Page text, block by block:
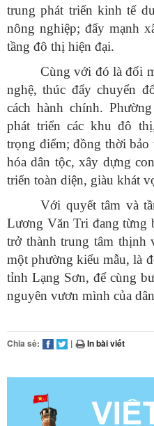
trung phát triển kinh tế
nông nghiệp; đẩy mạnh
tầng đô thị hiện đại.
Cùng với đó là đổi
nghệ, thúc đẩy chuyển
cách hành chính.
phát triển các khu đô
trọng điểm; đồng thời bảo
hóa dân tộc, xây dựng
triển toàn diện, giàu khát
Với quyết tâm và
Lương Văn Tri đang từng
trở thành trung tâm thịnh
một phường kiểu mẫu, là
tỉnh Lạng Sơn, để cùng
nguyên vươn mình của
Chia sẻ: | In bài viết